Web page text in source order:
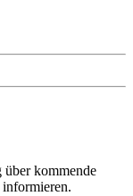
kommende